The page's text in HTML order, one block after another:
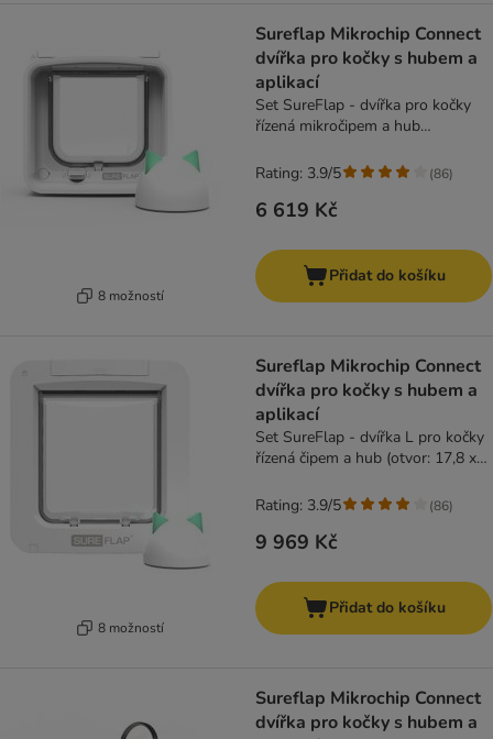
8 možností
Sureflap Mikrochip Connect
dvířka pro kočky s hubem a
aplikací
Set SureFlap - dvířka pro kočky
řízená mikročipem a hub
6 619 Kč
Rating: 3.9/5 (86)
Přidat do košíku
8 možností
Sureflap Mikrochip Connect
dvířka pro kočky s hubem a
aplikací
Set SureFlap - dvířka L pro kočky
řízená čipem a hub (otvor: 17,8 x
9 969 Kč
Rating: 3.9/5 (86)
Přidat do košíku
Sureflap Mikrochip Connect
dvířka pro kočky s hubem a